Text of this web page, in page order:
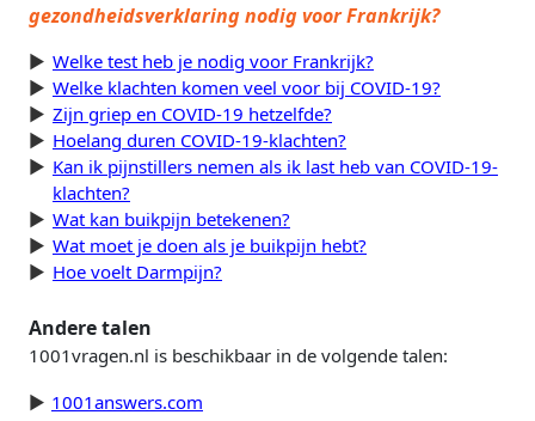
gezondheidsverklaring nodig voor Frankrijk?
Welke test heb je nodig voor Frankrijk?
Welke klachten komen veel voor bij COVID-19?
Zijn griep en COVID-19 hetzelfde?
Hoelang duren COVID-19-klachten?
Kan ik pijnstillers nemen als ik last heb van COVID-19-
klachten?
Wat kan buikpijn betekenen?
Wat moet je doen als je buikpijn hebt?
Hoe voelt Darmpijn?
Andere talen
1001vragen.nl is beschikbaar in de volgende talen:
1001answers.com